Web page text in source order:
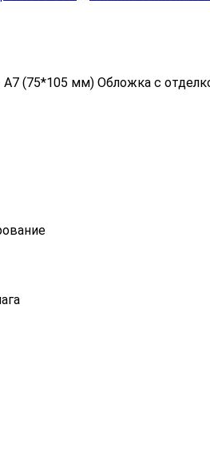
(75*105 мм) Обложка с